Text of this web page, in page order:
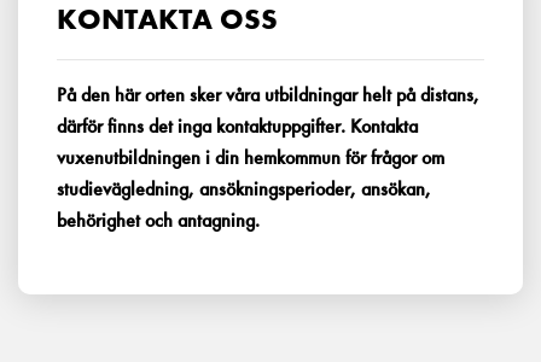
KONTAKTA OSS
På den här orten sker våra utbildningar helt på distans,
därför finns det inga kontaktuppgifter. Kontakta
vuxenutbildningen i din hemkommun för frågor om
studievägledning, ansökningsperioder, ansökan,
behörighet och antagning.